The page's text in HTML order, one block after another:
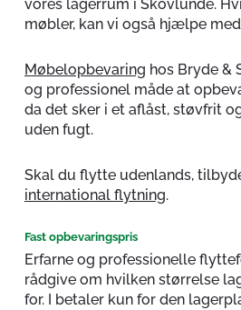
vores lagerrum i Skovlunde.
møbler, kan vi også hjælpe
Møbelopbevaring hos Bryde &
og professionel måde at
da det sker i et aflåst, støvfrit
uden fugt.
Skal du flytte udenlands,
international flytning.
Fast opbevaringspris
Erfarne og professionelle
rådgive om hvilken størrelse
for. I betaler kun for den